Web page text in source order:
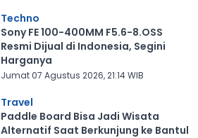
Techno
Sony FE 100-400MM F5.6-8.OSS
Resmi Dijual di Indonesia, Segini
Harganya
Jumat 07 Agustus 2026, 21:14 WIB
Travel
Paddle Board Bisa Jadi Wisata
Alternatif Saat Berkunjung ke Bantul